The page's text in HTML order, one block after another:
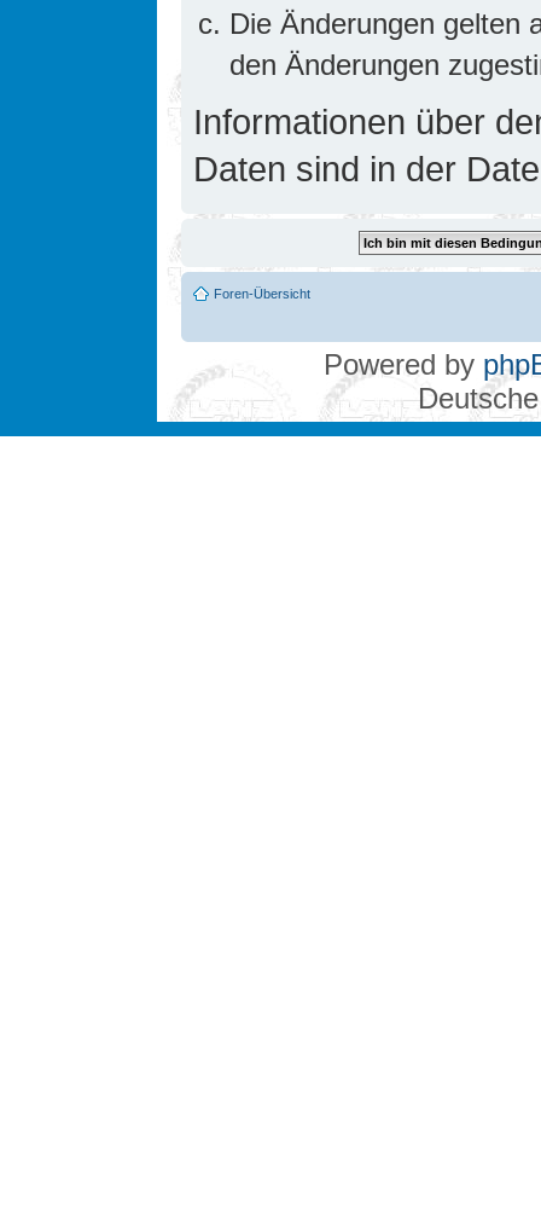
Die Änderungen gelten
den Änderungen
Informationen über
Daten sind in der
Foren-Übersicht
Powered by